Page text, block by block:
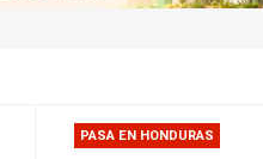
PASA EN HONDURAS